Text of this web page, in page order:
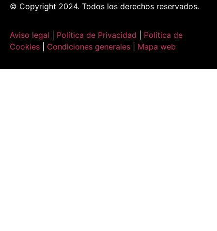
© Copyright 2024. Todos los derechos reservados.
Aviso legal Política de Privacidad
Política de
Cookies
Condiciones generales Mapa web